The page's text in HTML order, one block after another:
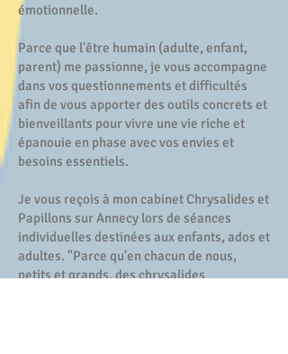
émotionnelle.
Parce que l'être humain (adulte, enfant,
parent) me passionne, je vous accompagne
dans vos questionnements et difficultés
afin de vous apporter des outils concrets et
bienveillants pour vivre une vie riche et
épanouie en phase avec vos envies et
besoins essentiels.
Je vous reçois à mon cabinet Chrysalides et
Papillons sur Annecy lors de séances
individuelles destinées aux enfants, ados et
adultes. "Parce qu'en chacun de nous,
petits et grands, des chrysalides